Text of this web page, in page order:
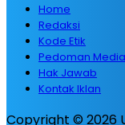
Home
Redaksi
Kode Etik
Pedoman Media
Hak Jawab
Kontak Iklan
Copyright © 2026